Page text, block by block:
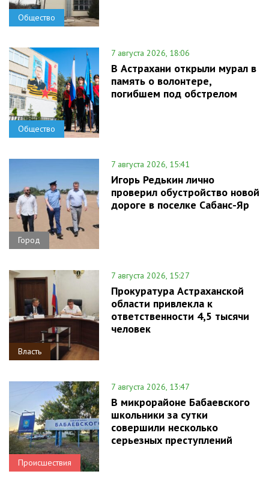
Общество
Общество
7 августа 2026, 18:06
В Астрахани открыли мурал в
память о волонтере,
погибшем под обстрелом
Город
7 августа 2026, 15:41
Игорь Редькин лично
проверил обустройство новой
дороге в поселке Сабанс-Яр
Власть
7 августа 2026, 15:27
Прокуратура Астраханской
области привлекла к
ответственности 4,5 тысячи
человек
Происшествия
7 августа 2026, 13:47
В микрорайоне Бабаевского
школьники за сутки
совершили несколько
серьезных преступлений